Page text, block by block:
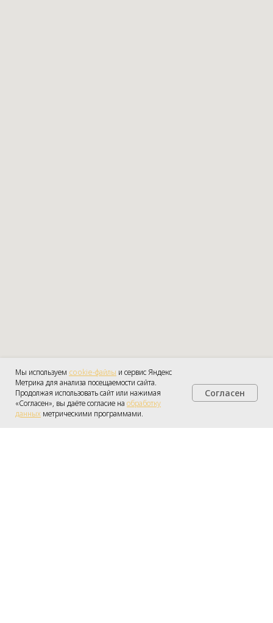
Получить консультацию
Мы используем cookie-файлы и сервис Яндекс
Метрика для анализа посещаемости сайта.
Продолжая использовать сайт или нажимая
«Согласен», вы даёте согласие на обработку
данных метрическими программами.
Согласен